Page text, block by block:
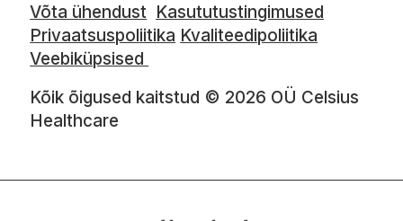
Võta ühendust Kasututustingimused
Privaatsuspoliitika Kvaliteedipoliitika
Veebiküpsised
Kõik õigused kaitstud © 2026 OÜ Celsius
Healthcare